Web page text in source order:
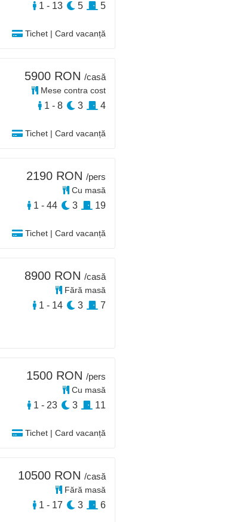
Tichet | Card vacanță
1 - 13 5 5
Tichet | Card vacanță
5900 RON /casă
Mese contra cost
1 - 8 3 4
Tichet | Card vacanță
2190 RON /pers
Cu masă
1 - 44 3 19
8900 RON /casă
Fără masă
1 - 14 3 7
Tichet | Card vacanță
1500 RON /pers
Cu masă
1 - 23 3 11
10500 RON /casă
Fără masă
1 - 17 3 6